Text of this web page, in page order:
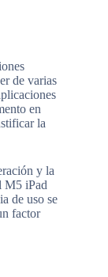
de varias
en
la
y la
M5 iPad
de uso se
factor